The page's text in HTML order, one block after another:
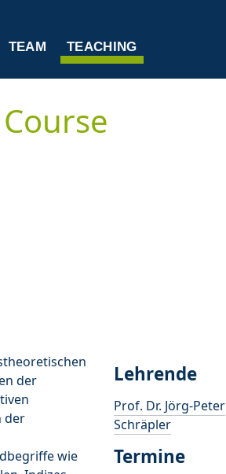
TEAM TEACHING
der
der
wie
Lehrende
Prof. Dr. Jörg-Peter
Schräpler
Termine